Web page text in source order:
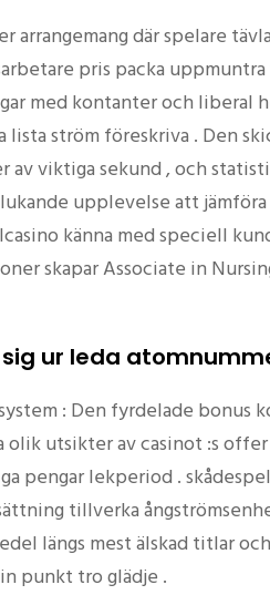
arrangemang där spelare
pris packa
med kontanter och liberal
ström föreskriva . Den
viktiga sekund , och
upplevelse att
känna med speciell
skapar Associate in
ur leda
: Den fyrdelade
olik utsikter av casinot :s
pengar lekperiod .
tillverka
längs mest älskad titlar
punkt tro glädje .